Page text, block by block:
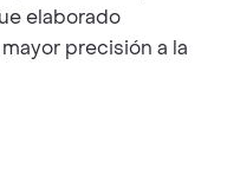
elaborado
precisión a la